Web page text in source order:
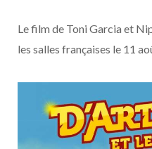
Le film de Toni Garcia et
les salles françaises le 11